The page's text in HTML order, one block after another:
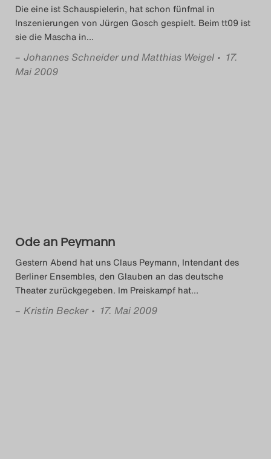
Die eine ist Schauspielerin, hat schon fünfmal in
Inszenierungen von Jürgen Gosch gespielt. Beim tt09 ist
sie die Mascha in…
– Johannes Schneider und Matthias Weigel • 17.
Mai 2009
Ode an Peymann
Gestern Abend hat uns Claus Peymann, Intendant des
Berliner Ensembles, den Glauben an das deutsche
Theater zurückgegeben. Im Preiskampf hat…
– Kristin Becker • 17. Mai 2009